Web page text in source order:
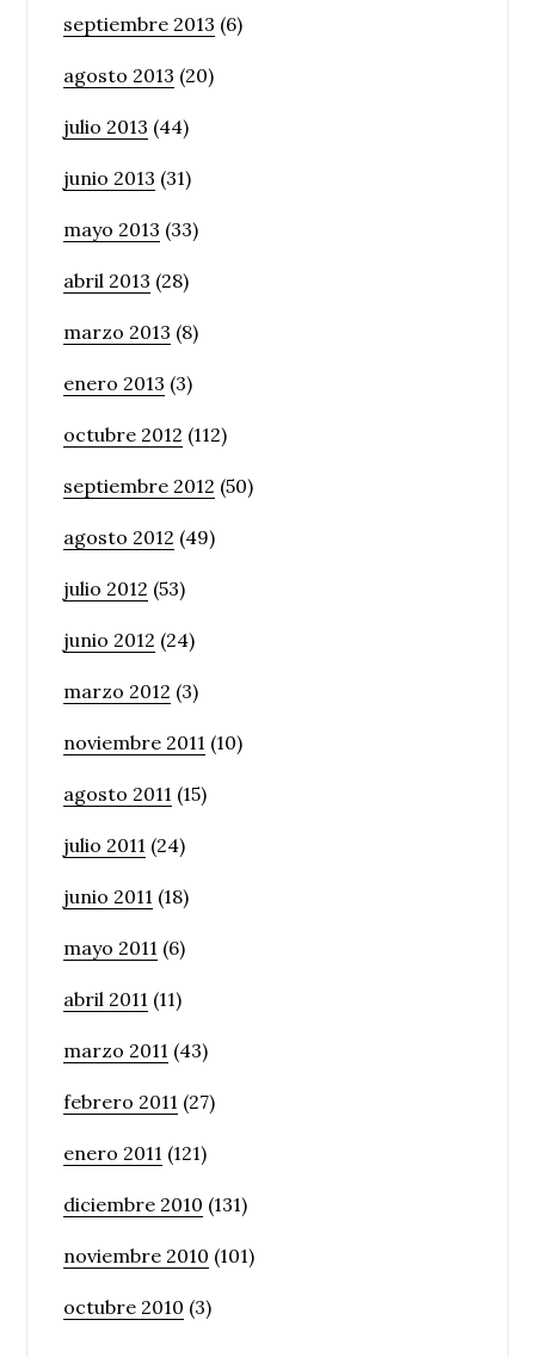
septiembre 2013 (6)
agosto 2013 (20)
julio 2013 (44)
junio 2013 (31)
mayo 2013 (33)
abril 2013 (28)
marzo 2013 (8)
enero 2013 (3)
octubre 2012 (112)
septiembre 2012 (50)
agosto 2012 (49)
julio 2012 (53)
junio 2012 (24)
marzo 2012 (3)
noviembre 2011 (10)
agosto 2011 (15)
julio 2011 (24)
junio 2011 (18)
mayo 2011 (6)
abril 2011 (11)
marzo 2011 (43)
febrero 2011 (27)
enero 2011 (121)
diciembre 2010 (131)
noviembre 2010 (101)
octubre 2010 (3)